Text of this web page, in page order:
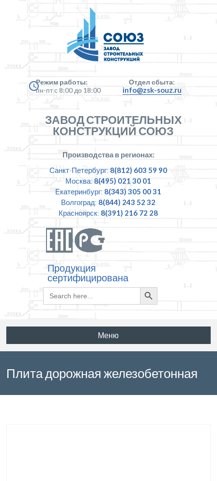
Режим работы:
пн-пт с 8:00 до 18:00
Отдел сбыта:
info@zsk-souz.ru
ЗАВОД СТРОИТЕЛЬНЫХ
КОНСТРУКЦИЙ СОЮЗ
Производства в регионах:
Санкт-Петербург: 8(812) 603 59 90
Москва: 8(495) 021 30 01
Екатеринбург: 8(343) 305 00 31
Волгоград: 8(844) 243 52 32
Красноярск: 8(391) 216 72 28
Продукция
сертифицирована
Search
for:
Search
Button
Меню
Плита дорожная железобетонная